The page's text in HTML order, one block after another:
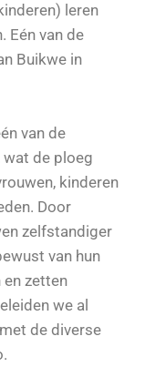
leren
Eén van de
Buikwe in
van de
de ploeg
kinderen
Door
zelfstandiger
van hun
zetten
we al
de diverse